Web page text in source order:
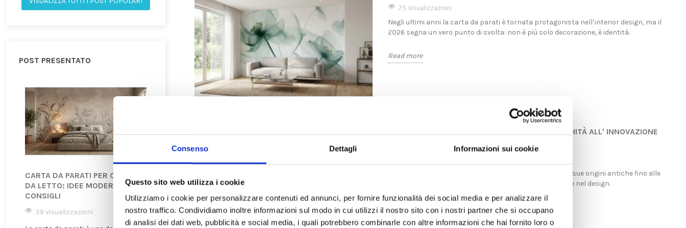
Consenso Dettagli Informazioni sui cookie
Questo sito web utilizza i cookie
Utilizziamo i cookie per personalizzare contenuti ed annunci, per fornire funzionalità dei social media e per analizzare il
nostro traffico. Condividiamo inoltre informazioni sul modo in cui utilizzi il nostro sito con i nostri partner che si occupano
di analisi dei dati web, pubblicità e social media, i quali potrebbero combinarle con altre informazioni che hai fornito loro o
POST PRESENTATO
CARTA DA PARATI PER CAMERA
DA LETTO: IDEE MODERNE E
CONSIGLI
39 visualizzazioni
TREND 2026 CHE STA
TRASFORMANDO LE CASE
40 visualizzazioni
GUIDA COMPLETA
137 visualizzazioni
2026
69 visualizzazioni
CARTA DA PARATI MODERNA:
QUALE SCEGLIERE NEL 2026
75 Visualizzazioni
Negli ultimi anni la carta da parati è tornata protagonista nell’interior design, ma il
2026 segna un vero punto di svolta: non è più solo decorazione, è identità.
Read more
LA STORIA DELLA CARTA DA PARATI: DALL'ANTICHITÀ ALL' INNOVAZIONE
Esplora l'affascinante storia della carta da parati, dalle sue origini antiche fino alle
influenze regionali italiane e alla sua moderna evoluzione nel design.
Read more